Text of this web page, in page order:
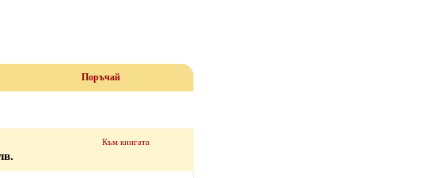
Поръчай
Към книгата